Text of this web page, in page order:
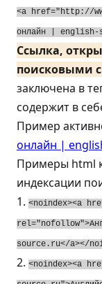
<a href="http://
онлайн | english-
Ссылка,
поисковыми
заключена в
содержит в
Пример
онлайн |
Примеры html
индексации
1. <noindex><a
source.ru</a></
2. <noindex><a